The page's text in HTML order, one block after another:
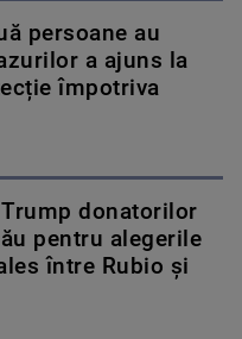
persoane au
a ajuns la
împotriva
donatorilor
pentru alegerile
între Rubio și